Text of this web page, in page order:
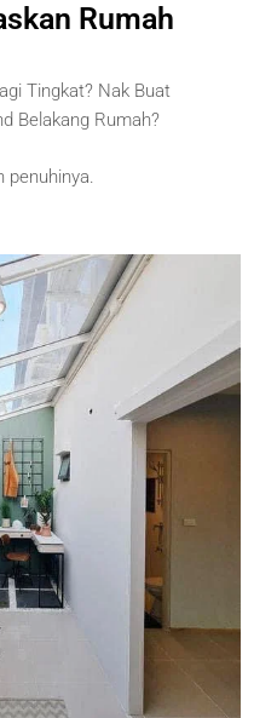
Rumah
Tingkat? Nak Buat
Belakang Rumah?
penuhinya.